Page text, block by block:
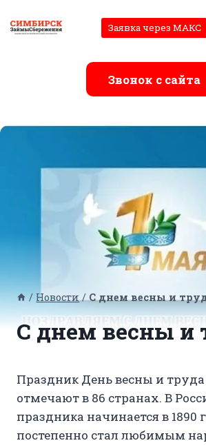
Заявка через МАКС
Звонок с сайта
/ Новости / С днем весны и
С днем весны и
Праздник День весны и
отмечают в 86 странах. В
праздника начинается в 1890
постепенно стал любимым